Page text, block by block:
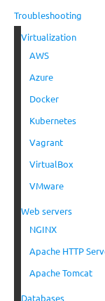
Troubleshooting
Virtualization
AWS
Azure
Docker
Kubernetes
Vagrant
VirtualBox
VMware
Web servers
NGINX
Apache HTTP
Apache Tomcat
Databases